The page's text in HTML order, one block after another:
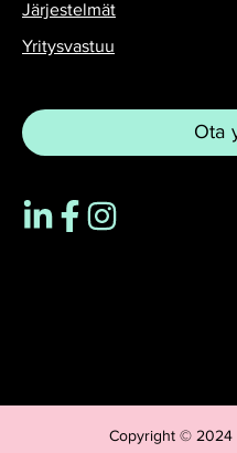
Järjestelmät
Yritysvastuu
Ota
Copyright © 2024